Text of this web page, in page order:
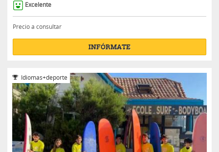
Excelente
Precio a consultar
INFÓRMATE
Idiomas+deporte